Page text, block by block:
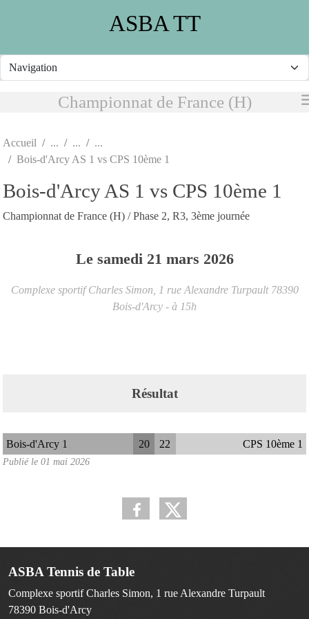
ASBA TT
Championnat de France (H)
Accueil
Bois-d'Arcy AS 1 vs CPS 10ème 1
Bois-d'Arcy AS 1 vs CPS 10ème 1
Championnat de France (H) / Phase 2, R3, 3ème journée
Le samedi 21 mars 2026
Complexe sportif Charles Simon, 1 rue Alexandre Turpault 78390
Bois-d'Arcy - à 15h
Résultat
Bois-d'Arcy 1 20 22 CPS 10ème 1
Publié le 01 mai 2026
ASBA Tennis de Table
Complexe sportif Charles Simon, 1 rue Alexandre Turpault
78390 Bois-d'Arcy